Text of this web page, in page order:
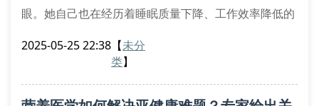
眼。她自己也在经历着睡眠质量下降、工作效率降低的
该如何真正守护自己的健康？
2025-05-25 22:38 【未分
类】